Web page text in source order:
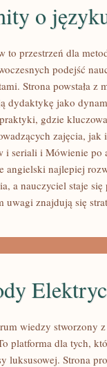
o
to przestrzeń dla
podejść
Strona powstała z
dydaktykę jako
gdzie
zajęcia, jak
seriali i Mówienie po
angielski najlepiej
a nauczyciel staje
uwagi znajdują się
wiedzy stworzony
platforma dla tych,
luksusowej. Strona